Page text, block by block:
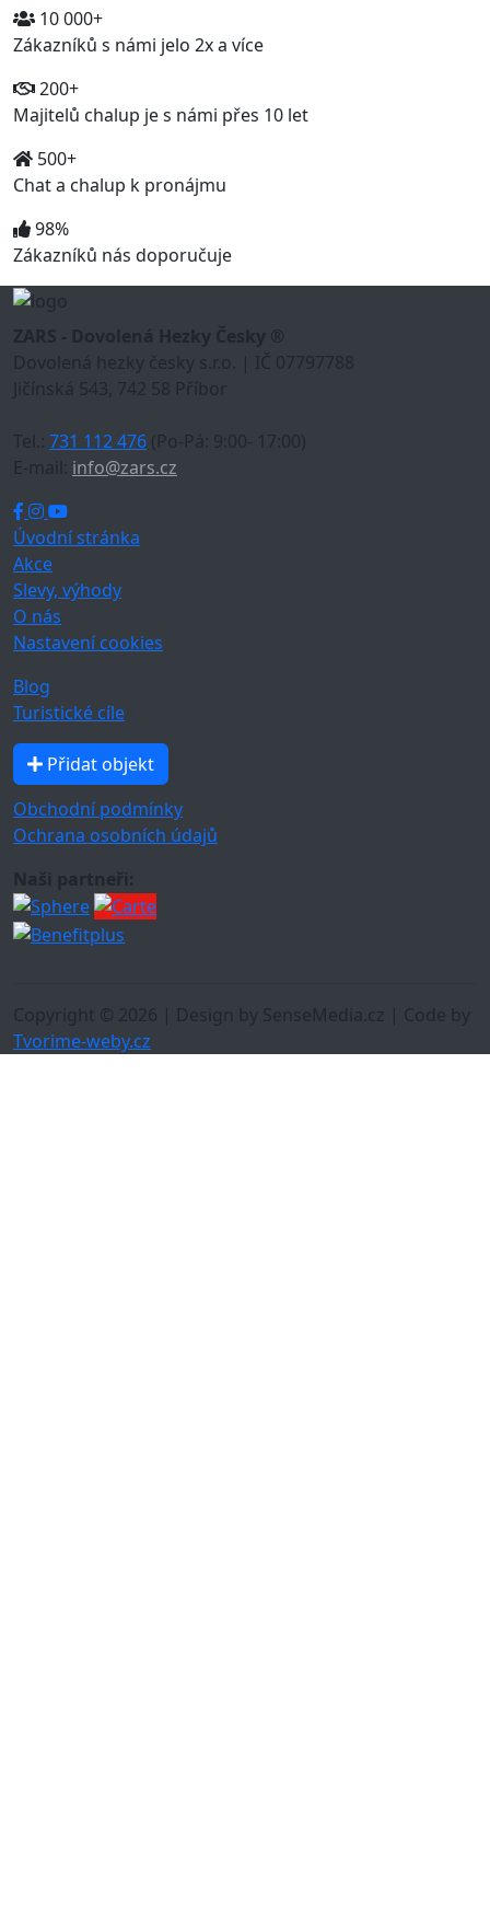
10 000+
Zákazníků s námi jelo 2x a více
200+
Majitelů chalup je s námi přes 10 let
500+
Chat a chalup k pronájmu
98%
Zákazníků nás doporučuje
ZARS - Dovolená Hezky Česky ®
Dovolená hezky česky s.r.o. | IČ 07797788
Jičínská 543, 742 58 Příbor
Tel.: 731 112 476 (Po-Pá: 9:00- 17:00)
E-mail: info@zars.cz
Úvodní stránka
Akce
Slevy, výhody
O nás
Nastavení cookies
Blog
Turistické cíle
Přidat objekt
Obchodní podmínky
Ochrana osobních údajů
Naši partneři:
Copyright © 2026 | Design by SenseMedia.cz | Code by
Tvorime-weby.cz